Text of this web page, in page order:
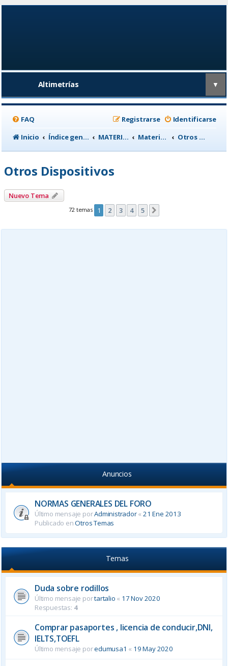
Altimetrías ▼
FAQ Identificarse
Registrarse
Inicio
Índice general MATERIAL CICLISTA Material para Entrenamiento Otros Dispositivos
Otros Dispositivos
Nuevo Tema
72 temas 1 2 3 4 5
Anuncios
NORMAS GENERALES DEL FORO
Último mensaje porAdministrador«21 Ene 2013
Publicado enOtros Temas
Temas
Duda sobre rodillos
Último mensaje portartalio « 17 Nov 2020
Respuestas: 4
Comprar pasaportes , licencia de conducir,DNI,
IELTS,TOEFL
Último mensaje poredumusa1 « 19 May 2020